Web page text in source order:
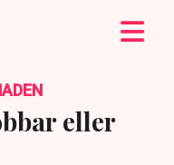
eller